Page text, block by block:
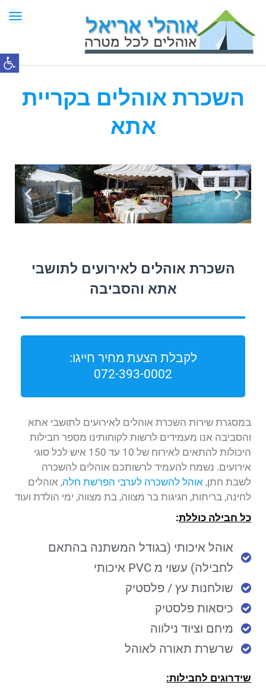
השכרת אוהלים בקריית
אתא
השכרת אוהלים לאירועים לתושבי
אתא והסביבה
לקבלת הצעת מחיר חייגו:
072-393-0002
במסגרת שירות השכרת אוהלים לאירועים לתושבי אתא
והסביבה אנו מעמידים לרשות לקוחותינו מספר חבילות
היכולות להתאים לאירוח של 10 עד 150 איש לכל סוגי
אירועים. נשמח להעמיד לרשותכם אוהלים להשכרה
לשבת חתן, אוהל להשכרה לערבי הפרשת חלה, אוהלים
לחינה, בריתות, חגיגות בר מצווה, בת מצווה, ימי הולדת ועוד
כל חבילה כוללת:
אוהל איכותי (בגודל המשתנה בהתאם
לחבילה) עשוי מ PVC איכותי
שולחנות עץ / פלסטיק
כיסאות פלסטיק
מיחם וציוד נילווה
שרשרת תאורה לאוהל
שידרוגים לחבילות:
פתח